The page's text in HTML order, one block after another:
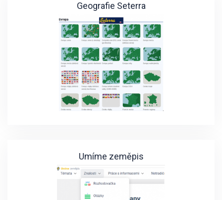
Geografie Seterra
Umíme zeměpis